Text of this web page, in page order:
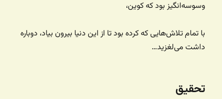
وسوسه‌انگیز بود که کوین،
با تمام تلاش‌هایی که کرده بود تا از این دنیا بیرون بیاد، دوباره
داشت می‌لغزید…
تحقیق